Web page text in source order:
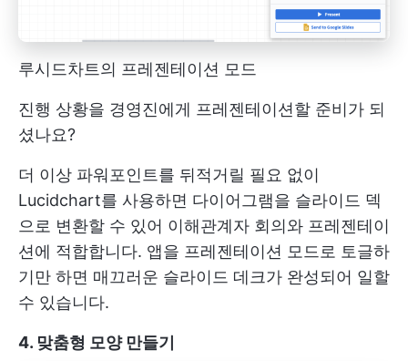
루시드차트의 프레젠테이션 모드
진행 상황을 경영진에게 프레젠테이션할 준비가 되
셨나요?
더 이상 파워포인트를 뒤적거릴 필요 없이
Lucidchart를 사용하면 다이어그램을 슬라이드 덱
으로 변환할 수 있어 이해관계자 회의와 프레젠테이
션에 적합합니다. 앱을 프레젠테이션 모드로 토글하
기만 하면 매끄러운 슬라이드 데크가 완성되어 일할
수 있습니다.
4. 맞춤형 모양 만들기